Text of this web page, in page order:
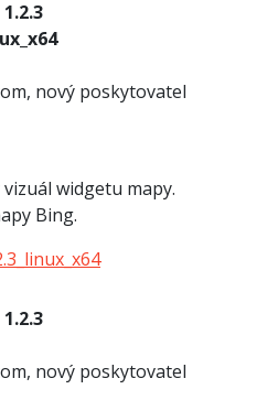
nový poskytovatel
widgetu mapy.
Bing.
nový poskytovatel